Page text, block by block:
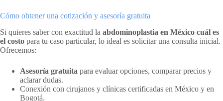
Cómo obtener una cotización y asesoría gratuita
Si quieres saber con exactitud la abdominoplastia en México cuál es
el costo para tu caso particular, lo ideal es solicitar una consulta inicial.
Ofrecemos:
Asesoría gratuita para evaluar opciones, comparar precios y
aclarar dudas.
Conexión con cirujanos y clínicas certificadas en México y en
Bogotá.